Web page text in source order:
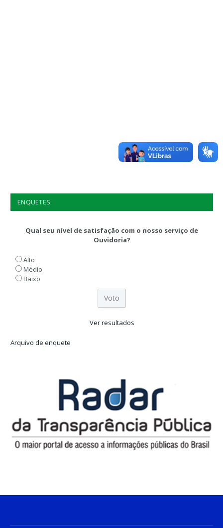
ENQUETES
Qual seu nível de satisfação com o nosso serviço de
Ouvidoria?
Alto
Médio
Baixo
Ver resultados
Arquivo de enquete